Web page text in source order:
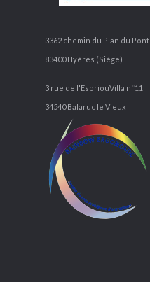
3362 chemin du Plan du Pont
83400 Hyères (Siège)
3 rue de l'EspriouVilla n°11
34540 Balaruc le Vieux